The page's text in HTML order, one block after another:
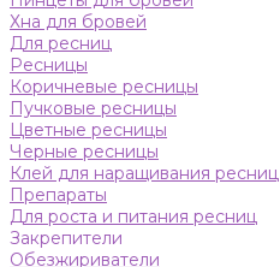
Хна для бровей
Для ресниц
Ресницы
Коричневые ресницы
Пучковые ресницы
Цветные ресницы
Черные ресницы
Клей для наращивания ресниц
Препараты
Для роста и питания ресниц
Закрепители
Обезжириватели